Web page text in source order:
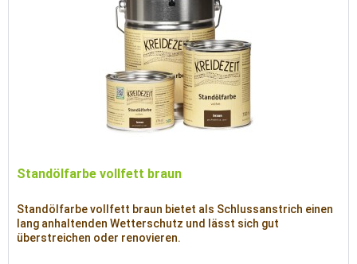
Standölfarbe vollfett braun
Standölfarbe vollfett braun bietet als Schlussanstrich einen
lang anhaltenden Wetterschutz und lässt sich gut
überstreichen oder renovieren.